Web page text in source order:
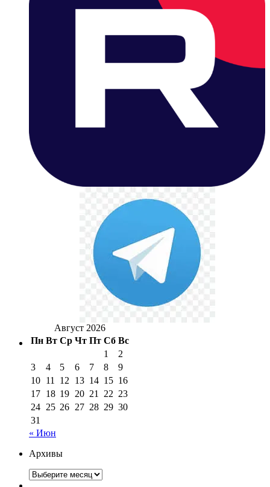
Август 2026
Пн Вт Ср Чт Пт Сб Вс
1
2
3
4 5 6 7 8
9
10 11 12 13 14 15 16
17 18 19 20 21 22 23
24 25 26 27 28 29 30
31
« Июн
Архивы
Архивы